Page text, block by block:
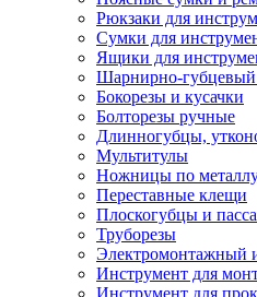
Рюкзаки для
Сумки для
Ящики для
Шарнирно-губцевый
Бокорезы и кусачки
Болторезы ручные
Длинногубцы,
Мультитулы
Ножницы по
Переставные клещи
Плоскогубцы и
Труборезы
Электромонтажный
Инструмент для
Инструмент для